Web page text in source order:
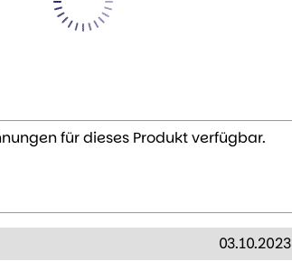
für dieses Produkt verfügbar.
03.10.2023